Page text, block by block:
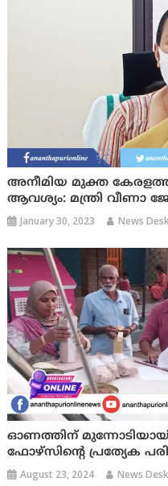
അനീമിയ മുക്ത
ആവശ്യം: മന്ത്രി വീണാ
January 30, 2023 News
ഓണത്തിന്
ഫോഴ്‌സിന്റെ പ്രത്യേക
August 23, 2024 News Desk